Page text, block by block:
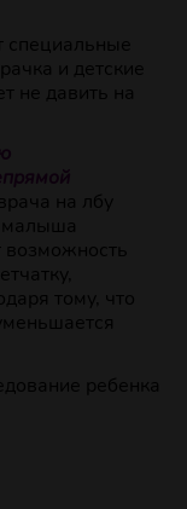
специальные
и детские
не давить на
врача на лбу
малыша
тому, что